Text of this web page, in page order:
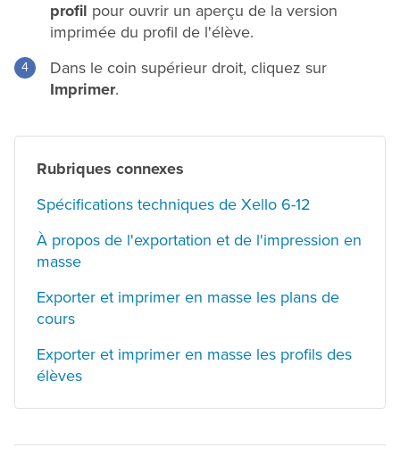
profil pour ouvrir un aperçu de la version
imprimée du profil de l'élève.
Dans le coin supérieur droit, cliquez sur
Imprimer.
Rubriques connexes
Spécifications techniques de Xello 6-12
À propos de l'exportation et de l'impression en
masse
Exporter et imprimer en masse les plans de
cours
Exporter et imprimer en masse les profils des
élèves